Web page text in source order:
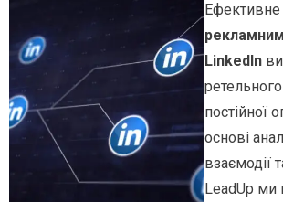
Ефективне
LinkedIn
постійної
основі
взаємодії
LeadUp ми